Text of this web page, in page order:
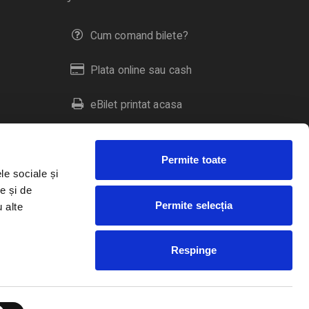
sociale și
și de
alte
Permite toate
Permite selecția
Respinge
Cum comand bilete?
Plata online sau cash
eBilet printat acasa
Livrare prin curier
Duplicare bilete